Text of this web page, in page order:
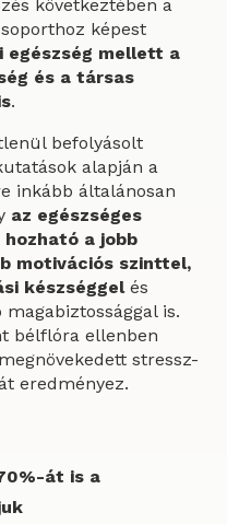
következtében a
képest
egészség mellett a
és a társas
.
befolyásolt
alapján a
inkább általánosan
az egészséges
a jobb
motivációs szinttel,
készséggelés
is.
bélflóra ellenben
stressz-
eredményez.
át is a